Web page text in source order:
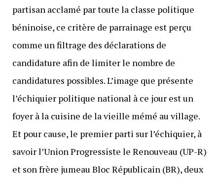
partisan acclamé par toute la classe politique
béninoise, ce critère de parrainage est perçu
comme un filtrage des déclarations de
candidature afin de limiter le nombre de
candidatures possibles. L’image que présente
l’échiquier politique national à ce jour est un
foyer à la cuisine de la vieille mémé au village.
Et pour cause, le premier parti sur l’échiquier, à
savoir l’Union Progressiste le Renouveau (UP-R)
et son frère jumeau Bloc Républicain (BR), deux